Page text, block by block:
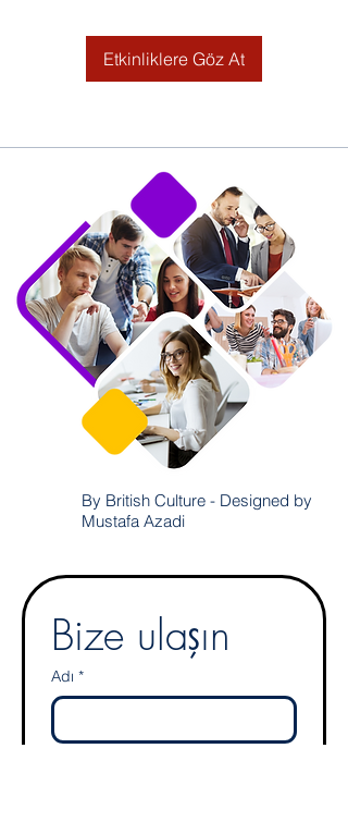
Etkinliklere Göz At
By British Culture - Designed by
Mustafa Azadi
Bize ulaşın
Adı *